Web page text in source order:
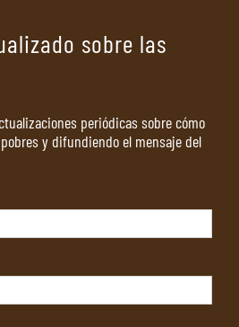
sobre las
periódicas sobre cómo
y difundiendo el mensaje del